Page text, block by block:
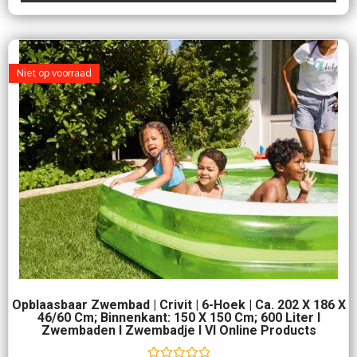
Opblaasbaar Zwembad | Crivit | 6-Hoek | Ca. 202 X 186 X
46/60 Cm; Binnenkant: 150 X 150 Cm; 600 Liter I
Zwembaden I Zwembadje I VI Online Products
Niet op voorraad